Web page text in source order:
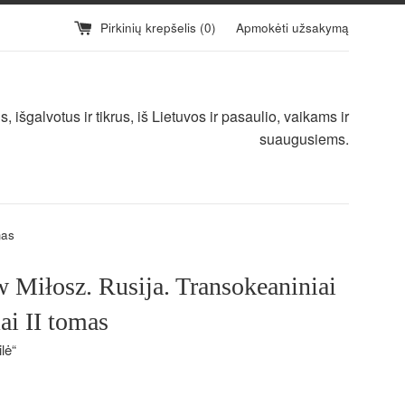
Pirkinių krepšelis (0) Apmokėti užsakymą
išgalvotus ir tikrus, iš Lietuvos ir pasaulio, vaikams ir
suaugusiems.
Miłosz. Rusija. Transokeaniniai
II tomas